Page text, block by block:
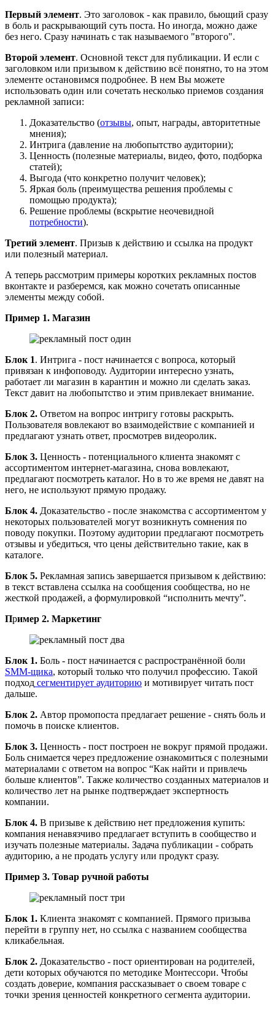
Первый элемент. Это заголовок - как правило, бьющий сразу
в боль и раскрывающий суть поста. Но иногда, можно даже
без него. Сразу начинать с так называемого "второго".
Второй элемент. Основной текст для публикации. И если с
заголовком или призывом к действию всё понятно, то на этом
элементе остановимся подробнее. В нем Вы можете
использовать один или сочетать несколько приемов создания
рекламной записи:
Доказательство (отзывы, опыт, награды, авторитетные
мнения);
Интрига (давление на любопытство аудитории);
Ценность (полезные материалы, видео, фото, подборка
статей);
Выгода (что конкретно получит человек);
Яркая боль (преимущества решения проблемы с
помощью продукта);
Решение проблемы (вскрытие неочевидной
потребности).
Третий элемент. Призыв к действию и ссылка на продукт
или полезный материал.
А теперь рассмотрим примеры коротких рекламных постов
вконтакте и разберемся, как можно сочетать описанные
элементы между собой.
Пример 1. Магазин
Блок 1. Интрига - пост начинается с вопроса, который
привязан к инфоповоду. Аудитории интересно узнать,
работает ли магазин в карантин и можно ли сделать заказ.
Текст давит на любопытство и этим привлекает внимание.
Блок 2. Ответом на вопрос интригу готовы раскрыть.
Пользователя вовлекают во взаимодействие с компанией и
предлагают узнать ответ, просмотрев видеоролик.
Блок 3. Ценность - потенциального клиента знакомят с
ассортиментом интернет-магазина, снова вовлекают,
предлагают посмотреть каталог. Но в то же время не давят на
него, не используют прямую продажу.
Блок 4. Доказательство - после знакомства с ассортиментом у
некоторых пользователей могут возникнуть сомнения по
поводу покупки. Поэтому аудитории предлагают посмотреть
отзывы и убедиться, что цены действительно такие, как в
каталоге.
Блок 5. Рекламная запись завершается призывом к действию:
в текст вставлена ссылка на сообщения сообщества, но не
жесткой продажей, а формулировкой “исполнить мечту”.
Пример 2. Маркетинг
Блок 1. Боль - пост начинается с распространённой боли
SMM-щика, который только что получил профессию. Такой
подход сегментирует аудиторию и мотивирует читать пост
дальше.
Блок 2. Автор промопоста предлагает решение - снять боль и
помочь в поиске клиентов.
Блок 3. Ценность - пост построен не вокруг прямой продажи.
Боль снимается через предложение ознакомиться с полезными
материалами с ответом на вопрос “Как найти и привлечь
больше клиентов”. Также количество созданных материалов и
количество лет на рынке подтверждает экспертность
компании.
Блок 4. В призыве к действию нет предложения купить:
компания ненавязчиво предлагает вступить в сообщество и
изучать полезные материалы. Задача публикации - собрать
аудиторию, а не продать услугу или продукт сразу.
Пример 3. Товар ручной работы
Блок 1. Клиента знакомят с компанией. Прямого призыва
перейти в группу нет, но ссылка с названием сообщества
кликабельная.
Блок 2. Доказательство - пост ориентирован на родителей,
дети которых обучаются по методике Монтессори. Чтобы
создать доверие, компания рассказывает о своем товаре с
точки зрения ценностей конкретного сегмента аудитории.